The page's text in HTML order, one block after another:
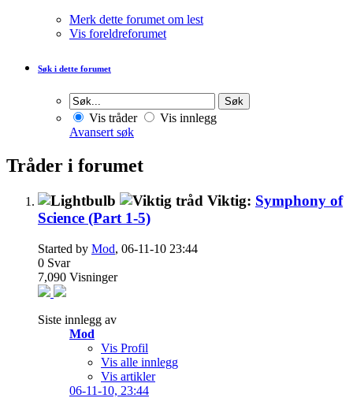
Merk dette forumet om lest
Vis foreldreforumet
Søk i dette forumet
Vis tråder
Vis innlegg
Avansert søk
Tråder i forumet
Viktig: Symphony of
Science (Part 1-5)
Started by Mod, 06-11-10 23:44
0 Svar
7,090 Visninger
Siste innlegg av
Mod
Vis Profil
Vis alle innlegg
Vis artikler
06-11-10, 23:44